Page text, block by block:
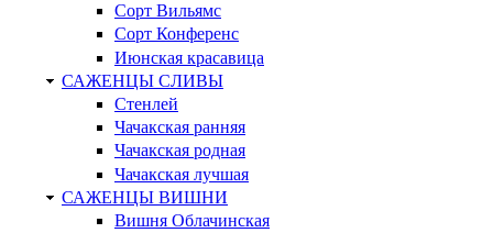
Сорт Вильямс
Сорт Конференс
Июнская красавица
САЖЕНЦЫ СЛИВЫ
Стенлей
Чачакская ранняя
Чачакская родная
Чачакская лучшая
САЖЕНЦЫ ВИШНИ
Вишня Облачинская